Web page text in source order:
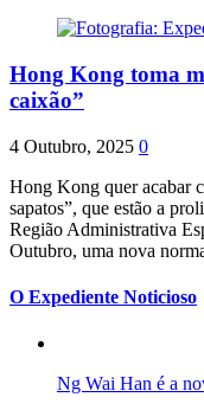
Hong Kong toma
caixão”
4 Outubro, 2025 0
Hong Kong quer acabar
sapatos”, que estão a
Região Administrativa
Outubro, uma nova
O Expediente Noticioso
Ng Wai Han é a